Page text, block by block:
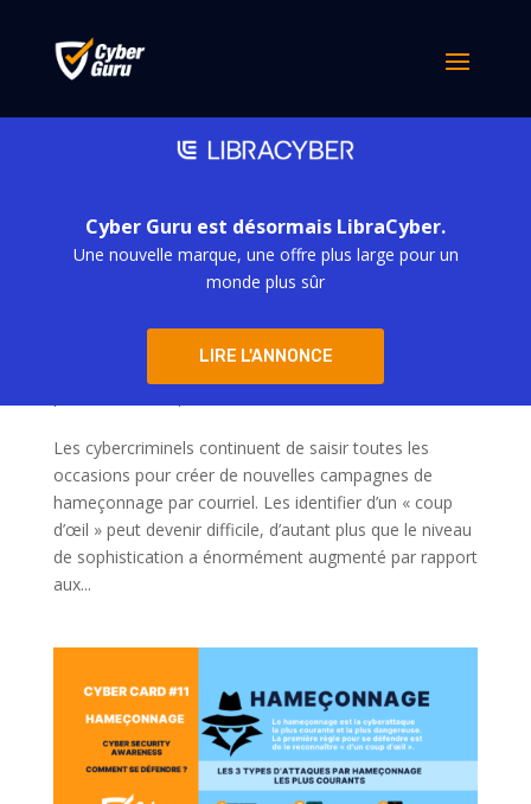
Cyber Guru est désormais LibraCyber.
Une nouvelle marque, une offre plus large pour un
monde plus sûr
LIRE L'ANNONCE
Carte virtuelle #12 – 5 règles pour prévenir
Les cybercriminels continuent de saisir toutes les
occasions pour créer de nouvelles campagnes de
hameçonnage par courriel. Les identifier d’un « coup
d’œil » peut devenir difficile, d’autant plus que le niveau
de sophistication a énormément augmenté par rapport
aux...